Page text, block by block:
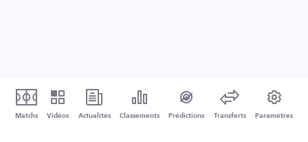
Matchs Vidéos Actualités Classements Prédictions Transferts Paramètres